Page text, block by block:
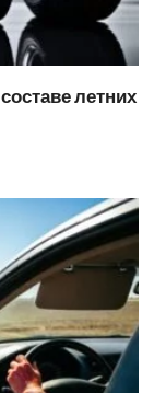
летних